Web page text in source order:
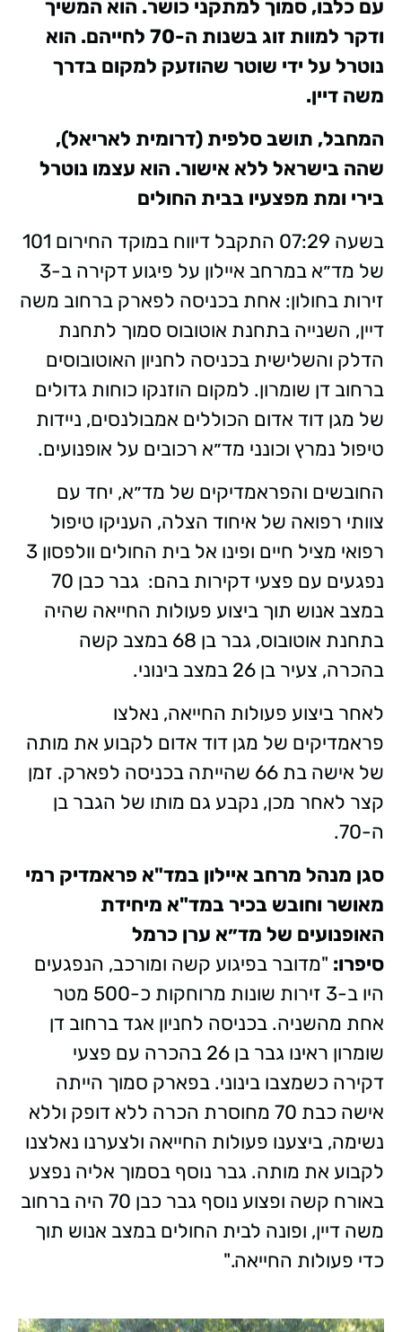
עם כלבו, סמוך למתקני כושר. הוא המשיך
ודקר למוות זוג בשנות ה-70 לחייהם. הוא
נוטרל על ידי שוטר שהוזעק למקום בדרך
משה דיין.
המחבל, תושב סלפית (דרומית לאריאל),
שהה בישראל ללא אישור. הוא עצמו נוטרל
בירי ומת מפצעיו בבית החולים
בשעה 07:29 התקבל דיווח במוקד החירום 101
של מד״א במרחב איילון על פיגוע דקירה ב-3
זירות בחולון: אחת בכניסה לפארק ברחוב משה
דיין, השנייה בתחנת אוטובוס סמוך לתחנת
הדלק והשלישית בכניסה לחניון האוטובוסים
ברחוב דן שומרון. למקום הוזנקו כוחות גדולים
של מגן דוד אדום הכוללים אמבולנסים, ניידות
טיפול נמרץ וכונני מד״א רכובים על אופנועים.
החובשים והפראמדיקים של מד״א, יחד עם
צוותי רפואה של איחוד הצלה, העניקו טיפול
רפואי מציל חיים ופינו אל בית החולים וולפסון 3
נפגעים עם פצעי דקירות בהם: גבר כבן 70
במצב אנוש תוך ביצוע פעולות החייאה שהיה
בתחנת אוטובוס, גבר בן 68 במצב קשה
בהכרה, צעיר בן 26 במצב בינוני.
לאחר ביצוע פעולות החייאה, נאלצו
פראמדיקים של מגן דוד אדום לקבוע את מותה
של אישה בת 66 שהייתה בכניסה לפארק. זמן
קצר לאחר מכן, נקבע גם מותו של הגבר בן
ה-70.
סגן מנהל מרחב איילון במד"א פראמדיק רמי
מאושר וחובש בכיר במד"א מיחידת
האופנועים של מד״א ערן כרמל
סיפרו: "מדובר בפיגוע קשה ומורכב, הנפגעים
היו ב-3 זירות שונות מרוחקות כ-500 מטר
אחת מהשניה. בכניסה לחניון אגד ברחוב דן
שומרון ראינו גבר בן 26 בהכרה עם פצעי
דקירה כשמצבו בינוני. בפארק סמוך הייתה
אישה כבת 70 מחוסרת הכרה ללא דופק וללא
נשימה, ביצענו פעולות החייאה ולצערנו נאלצנו
לקבוע את מותה. גבר נוסף בסמוך אליה נפצע
באורח קשה ופצוע נוסף גבר כבן 70 היה ברחוב
משה דיין, ופונה לבית החולים במצב אנוש תוך
כדי פעולות החייאה."